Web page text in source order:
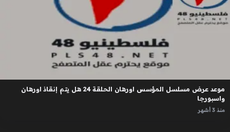
موعد عرض مسلسل المؤسس اورهان الحلقة 24 هل يتم إنقاذ اورهان
واسبورجا
منذ 3 أشهر